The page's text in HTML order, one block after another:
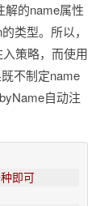
解的name属性
类型。所以，
策略，而使用
不制定name
自动注
即可